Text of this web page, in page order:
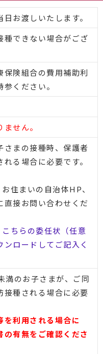
お渡しいたします。
種できない場合がござ
保険組合の費用補助利
ください。
せん。
さまの接種時、保護者
る場合に必要です。
住まいの自治体HP、
直接お問い合わせくだ
こちらの委任状（任意
ロードしてご記入く
満のお子さまが、ご同
接種される場合に必要
利用される場合に
の有無をご確認くださ